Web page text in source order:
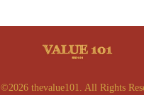
©2026 thevalue101. All Rights